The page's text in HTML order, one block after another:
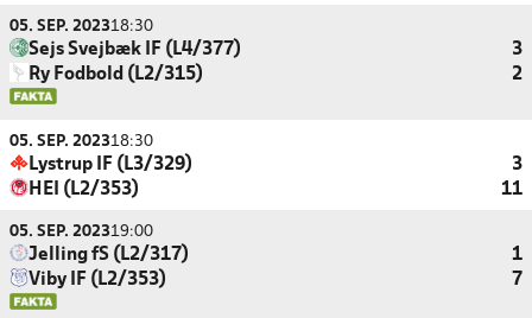
05. SEP. 202318:30
Sejs Svejbæk IF (L4/377)
3
Ry Fodbold (L2/315)
2
05. SEP. 202318:30
Lystrup IF (L3/329)
3
HEI (L2/353)
11
05. SEP. 202319:00
Jelling fS (L2/317)
1
Viby IF (L2/353)
7